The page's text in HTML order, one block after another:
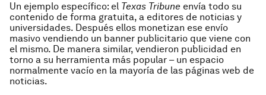
Un ejemplo específico: el Texas Tribune envía todo su
contenido de forma gratuita, a editores de noticias y
universidades. Después ellos monetizan ese envío
masivo vendiendo un banner publicitario que viene con
el mismo. De manera similar, vendieron publicidad en
torno a su herramienta más popular – un espacio
normalmente vacío en la mayoría de las páginas web de
noticias.